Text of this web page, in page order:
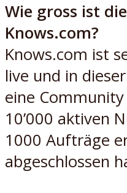
Wie gross ist
Knows.com?
Knows.com ist
live und in
eine
10’000 aktiven
1000 Aufträge
abgeschlossen